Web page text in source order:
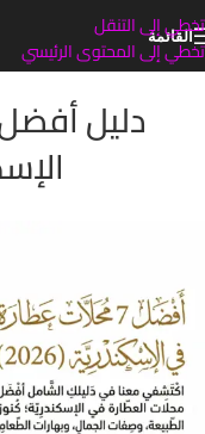
تخطي إلى التنقل
تخطي إلى المحتوى الرئيسي
القائمة